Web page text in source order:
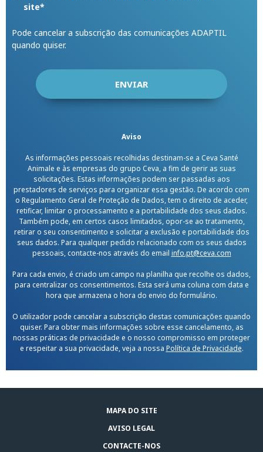
site*
Pode cancelar a subscrição das comunicações ADAPTIL
quando quiser.
Aviso
As informações pessoais recolhidas destinam-se a Ceva Santé
Animale e às empresas do grupo Ceva, a fim de gerir as suas
solicitações. Estas informações podem ser passadas aos
prestadores de serviços para organizar essa gestão. De acordo com
o Regulamento Geral de Proteção de Dados, tem o direito de aceder,
retificar, limitar o processamento e a portabilidade dos seus dados.
Também pode, em certos casos limitados, opor-se ao tratamento,
retirar o seu consentimento e solicitar a exclusão e portabilidade dos
seus dados. Para qualquer pedido relacionado com os seus dados
pessoais, contacte-nos através do email info.pt@ceva.com
Para cada envio, é criado um campo na planilha que recolhe os dados,
para centralizar os consentimentos. Esta será uma coluna com data e
hora que armazena o hora do envio do formulário.
O utilizador pode cancelar a subscrição destas comunicações quando
quiser. Para obter mais informações sobre esse cancelamento, as
nossas práticas de privacidade e o nosso compromisso em proteger
e respeitar a sua privacidade, veja a nossa Política de Privacidade.
MAPA DO SITE
AVISO LEGAL
CONTACTE-NOS